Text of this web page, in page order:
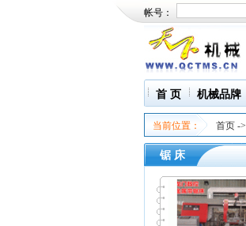
帐号：
首 页 机械品牌
当前位置： 首页 ->
锯 床